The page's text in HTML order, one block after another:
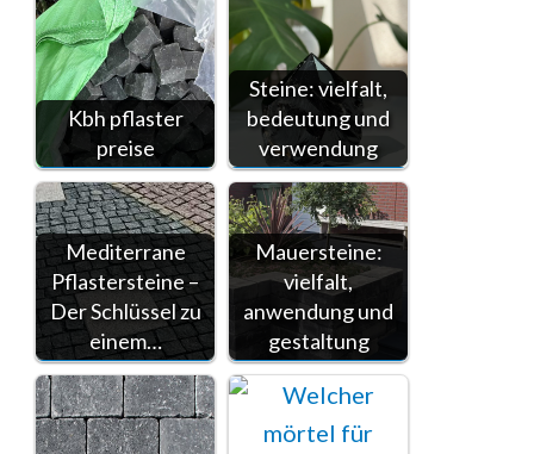
Kbh pflaster
preise
Steine: vielfalt,
bedeutung und
verwendung
Mediterrane
Pflastersteine –
Der Schlüssel zu
einem…
Mauersteine:
vielfalt,
anwendung und
gestaltung